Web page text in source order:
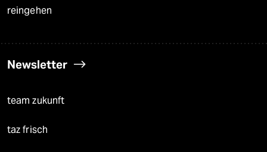
reingehen
Newsletter
team zukunft
taz frisch